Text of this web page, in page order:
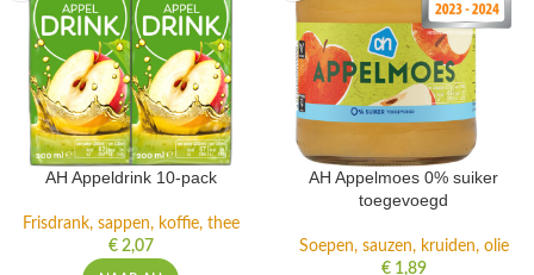
AH Appeldrink 10-pack
Frisdrank, sappen, koffie, thee
€2,07
AH Appelmoes 0% suiker
toegevoegd
Soepen, sauzen, kruiden, olie
€1,89